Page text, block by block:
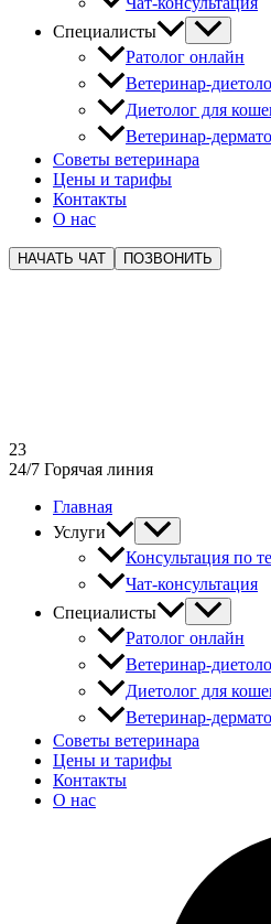
Специалисты
Ратолог онлайн
Ветеринар-
Диетолог для
Ветеринар-
Советы ветеринара
Цены и тарифы
Контакты
О нас
НАЧАТЬ ЧАТ ПОЗВОНИТЬ
23
24/7 Горячая линия
Главная
Услуги
Консультация по
Чат-консультация
Специалисты
Ратолог онлайн
Ветеринар-
Диетолог для
Ветеринар-
Советы ветеринара
Цены и тарифы
Контакты
О нас